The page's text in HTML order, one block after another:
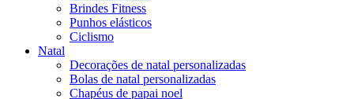
Brindes Fitness
Punhos elásticos
Ciclismo
Natal
Decorações de natal personalizadas
Bolas de natal personalizadas
Chapéus de papai noel